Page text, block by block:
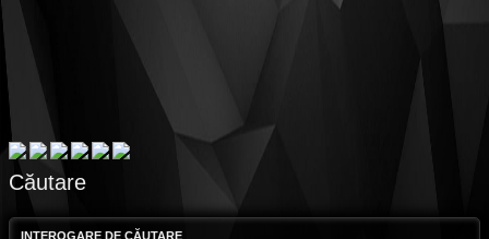
Căutare
INTEROGARE DE CĂUTARE